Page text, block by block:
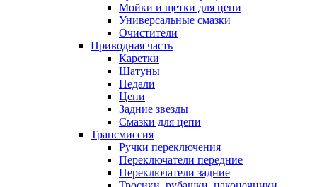
Мойки и щетки для цепи
Универсальные смазки
Очистители
Приводная часть
Каретки
Шатуны
Педали
Цепи
Задние звезды
Смазки для цепи
Трансмиссия
Ручки переключения
Переключатели передние
Переключатели задние